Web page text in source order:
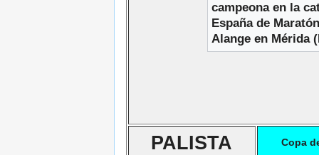
campeona en la
España de
Alange en Mérida
PALISTA Copa